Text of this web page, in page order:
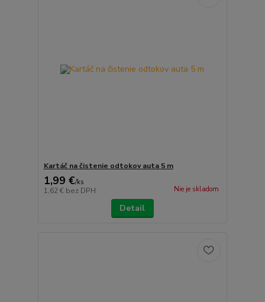
Kartáč na čistenie odtokov auta 5 m
1,99 €/ks
1,62 € bez DPH Nie je skladom
Detail